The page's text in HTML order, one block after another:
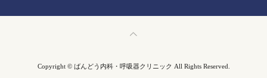
Copyright © ばんどう内科・呼吸器クリニック All Rights Reserved.